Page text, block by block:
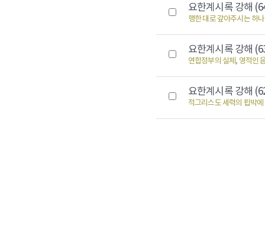
요한계시록 강해
행한 대로 갚아주시는 하
요한계시록 강해
연합정부의 실체, 영적인
요한계시록 강해
적그리스도 세력의 핍박